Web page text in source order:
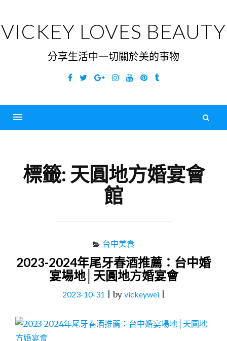
content
VICKEY LOVES BEAUTY
分享生活中一切關於美的事物
Facebook
TwitterGoogleInstagramYouTubePinterest
Tumblr
標籤: 天圓地方婚宴會
館
台中美食
2023-2024年尾牙春酒推薦：台中婚
宴場地│天圓地方婚宴會
2023-10-31 |by vickeywei|